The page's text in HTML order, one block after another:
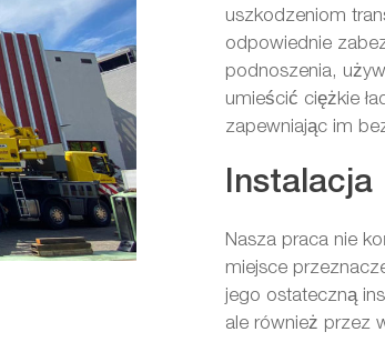
uszkodzeniom
odpowiednie
podnoszenia,
umieścić ciężkie
zapewniając im
Instalacja
Nasza praca nie
miejsce
jego ostateczną
ale również przez